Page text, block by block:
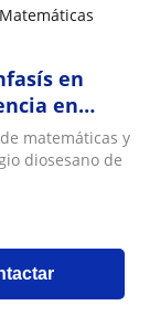
en
en
matemáticas y
diosesano de